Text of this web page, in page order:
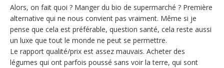
Alors, on fait quoi ? Manger du bio de supermarché ? Première
alternative qui ne nous convient pas vraiment. Même si je
pense que cela est préférable, question santé, cela reste aussi
un luxe que tout le monde ne peut se permettre.
Le rapport qualité/prix est assez mauvais. Acheter des
légumes qui ont parfois poussé sans voir la terre, qui sont